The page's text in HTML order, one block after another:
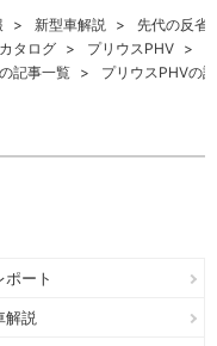
新型車解説
先代の反省
タログ プリウスPHV
記事一覧 プリウスPHVの
ポート
解説